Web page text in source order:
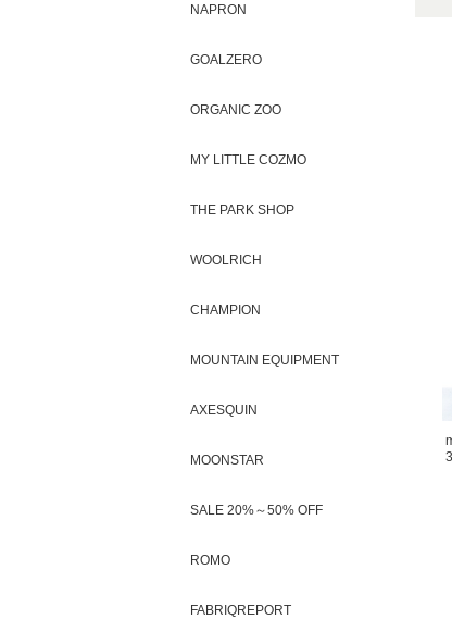
NAPRON
GOALZERO
ORGANIC ZOO
MY LITTLE COZMO
THE PARK SHOP
WOOLRICH
CHAMPION
MOUNTAIN EQUIPMENT
AXESQUIN
MOONSTAR
SALE 20%～50% OFF
ROMO
FABRIQREPORT